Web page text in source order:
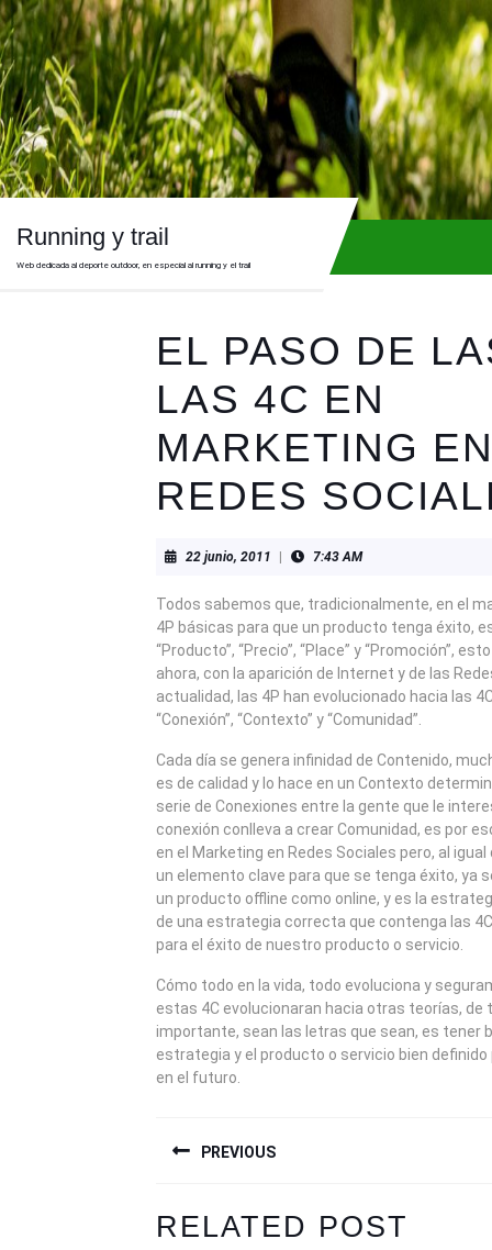
Skip
to
content
Running y trail
Web dedicada al deporte outdoor, en especial al running y el trail
EL PASO DE
LAS 4C EN
MARKETING
REDES
22 junio, 2011 22
7:43 AM
Todos sabemos que, tradicionalmente, en el
4P básicas para que un producto tenga éxito,
“Producto”, “Precio”, “Place” y “Promoción”,
ahora, con la aparición de Internet y de las
actualidad, las 4P han evolucionado hacia las
“Conexión”, “Contexto” y “Comunidad”.
Cada día se genera infinidad de Contenido,
es de calidad y lo hace en un Contexto
serie de Conexiones entre la gente que le
conexión conlleva a crear Comunidad, es por
en el Marketing en Redes Sociales pero, al
un elemento clave para que se tenga éxito, ya
un producto offline como online, y es la
de una estrategia correcta que contenga las
para el éxito de nuestro producto o servicio.
Cómo todo en la vida, todo evoluciona y
estas 4C evolucionaran hacia otras teorías, de
importante, sean las letras que sean, es tener
estrategia y el producto o servicio bien
en el futuro.
DE
ENTRADAS
PREVIOUS
post:
RELATED POST